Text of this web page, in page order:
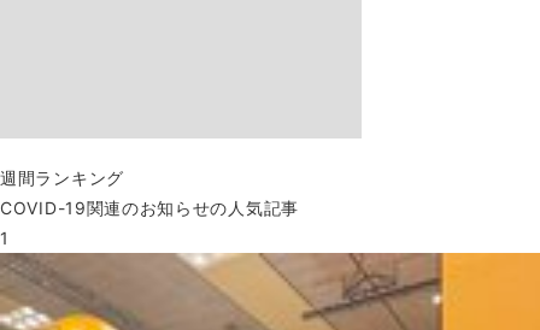
週間ランキング
COVID-19関連のお知らせの人気記事
1